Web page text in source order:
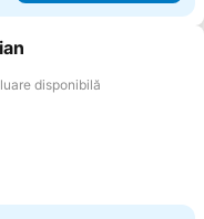
la favorite
disponibilă